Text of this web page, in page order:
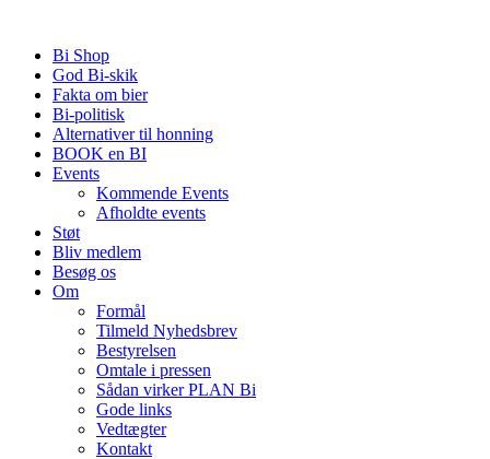
indholdBi Shop
God Bi-skik
Fakta om bier
Bi-politisk
Alternativer til honning
BOOK en BI
Events
Kommende Events
Afholdte events
Støt
Bliv medlem
Besøg os
Om
Formål
Tilmeld Nyhedsbrev
Bestyrelsen
Omtale i pressen
Sådan virker PLAN Bi
Gode links
Vedtægter
Kontakt